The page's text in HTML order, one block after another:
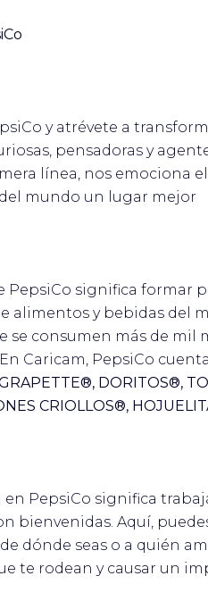
y atrévete a
pensadoras y
línea, nos emociona
mundo un lugar mejor
PepsiCo significa formar
alimentos y bebidas del
se consumen más de mil
Caricam, PepsiCo
DORITOS®,
CRIOLLOS®,
en PepsiCo significa
bienvenidas. Aquí,
dónde seas o a quién
te rodean y causar un